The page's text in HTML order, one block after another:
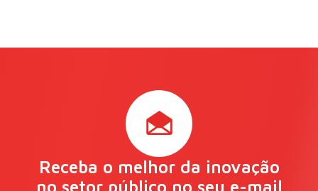
Receba o melhor da inovação
no setor público no seu e-mail